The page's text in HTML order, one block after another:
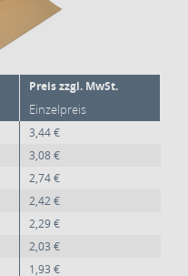
Preis zzgl. MwSt.
Einzelpreis
3,44 €
3,08 €
2,74 €
2,42 €
2,29 €
2,03 €
1,93 €